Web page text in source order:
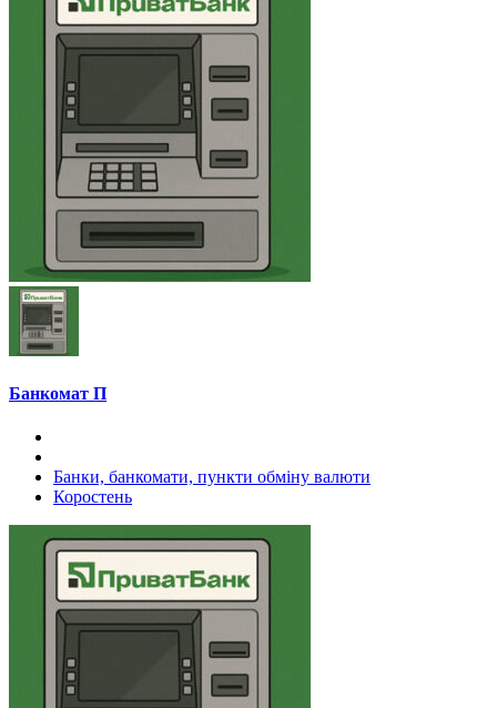
Банкомат П
Банки, банкомати, пункти обміну валюти
Коростень